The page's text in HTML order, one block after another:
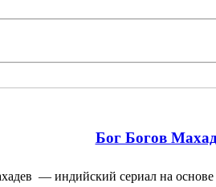
Бог Богов
— индийский сериал на